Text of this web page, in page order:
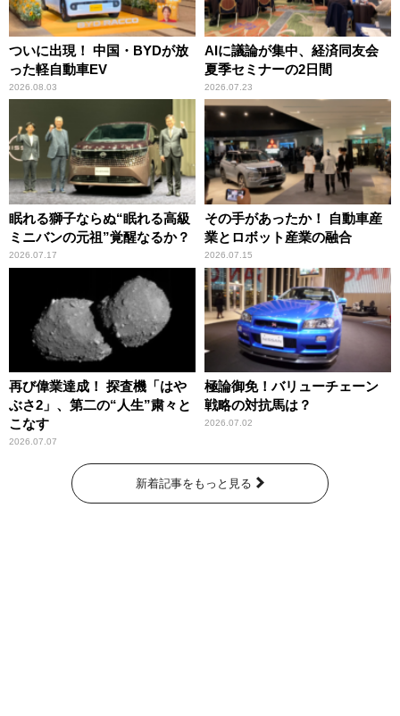
ついに出現！ 中国・BYDが放
った軽自動車EV
2026.08.03
AIに議論が集中、経済同友会
夏季セミナーの2日間
2026.07.23
眠れる獅子ならぬ“眠れる高級
ミニバンの元祖”覚醒なるか？
2026.07.17
その手があったか！ 自動車産
業とロボット産業の融合
2026.07.15
再び偉業達成！ 探査機「はや
ぶさ2」、第二の“人生”粛々と
こなす
2026.07.07
極論御免！バリューチェーン
戦略の対抗馬は？
2026.07.02
新着記事をもっと見る